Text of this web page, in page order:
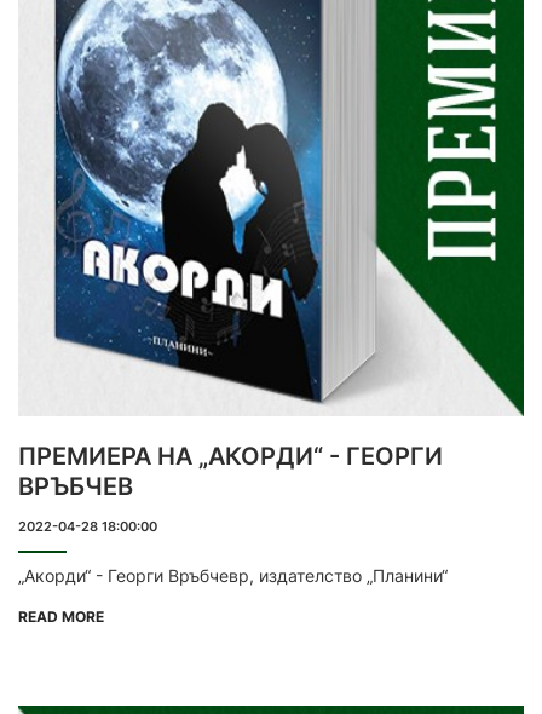
ПРЕМИЕРА НА „АКОРДИ“ - ГЕОРГИ
ВРЪБЧЕВ
2022-04-28 18:00:00
„Акорди“ - Георги Връбчевр, издателство „Планини“
READ MORE